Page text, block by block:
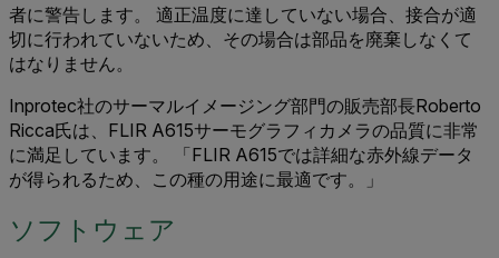
者に警告します。 適正温度に達していない場合、接合が適
切に行われていないため、その場合は部品を廃棄しなくて
はなりません。
Inprotec社のサーマルイメージング部門の販売部長Roberto
Ricca氏は、FLIR A615サーモグラフィカメラの品質に非常
に満足しています。 「FLIR A615では詳細な赤外線データ
が得られるため、この種の用途に最適です。」
ソフトウェア